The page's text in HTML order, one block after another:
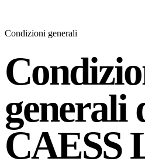
Condizioni generali
generali
CAESS